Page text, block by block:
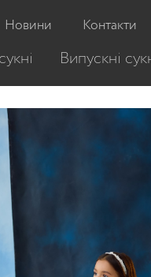
/ Дитячі сукні/Дитяча
Новини Контакти
Випускні